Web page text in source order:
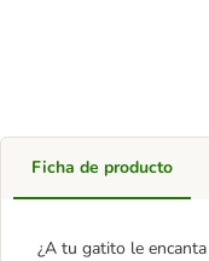
Ficha de producto
¿A tu gatito le